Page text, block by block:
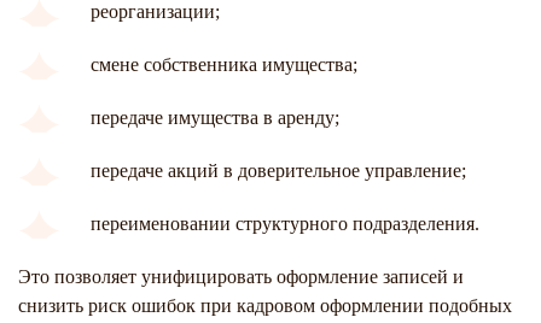
реорганизации;
смене собственника имущества;
передаче имущества в аренду;
передаче акций в доверительное управление;
переименовании структурного подразделения.
Это позволяет унифицировать оформление записей и
снизить риск ошибок при кадровом оформлении подобных